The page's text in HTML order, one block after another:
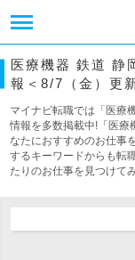
医療機器 鉄道 静
報＜8/7（金）更
マイナビ転職では「医療
情報を多数掲載中!「医療
なたにおすすめのお仕事
するキーワードからも転
たりのお仕事を見つけて